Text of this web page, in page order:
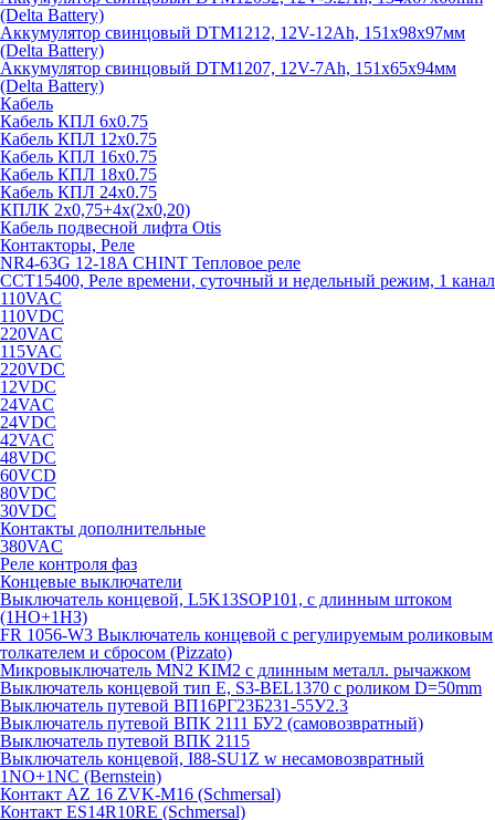
(Delta Battery)
Аккумулятор свинцовый DTM1212, 12V-12Ah, 151х98х97мм
(Delta Battery)
Аккумулятор свинцовый DTM1207, 12V-7Ah, 151х65х94мм
(Delta Battery)
Кабель
Кабель КПЛ 6х0.75
Кабель КПЛ 12х0.75
Кабель КПЛ 16х0.75
Кабель КПЛ 18х0.75
Кабель КПЛ 24х0.75
КПЛК 2х0,75+4х(2х0,20)
Кабель подвесной лифта Otis
Контакторы, Реле
NR4-63G 12-18A CHINT Тепловое реле
CCT15400, Реле времени, суточный и недельный режим, 1 канал
110VAC
110VDC
220VAC
115VAC
220VDC
12VDC
24VAC
24VDC
42VAC
48VDC
60VCD
80VDC
30VDC
Контакты дополнительные
380VAC
Реле контроля фаз
Концевые выключатели
Выключатель концевой, L5K13SOP101, с длинным штоком
(1НО+1НЗ)
FR 1056-W3 Выключатель концевой с регулируемым роликовым
толкателем и сбросом (Pizzato)
Микровыключатель MN2 KIM2 с длинным металл. рычажком
Выключатель концевой тип Е, S3-BEL1370 с роликом D=50mm
Выключатель путевой ВП16РГ23Б231-55У2.3
Выключатель путевой ВПК 2111 БУ2 (самовозвратный)
Выключатель путевой ВПК 2115
Выключатель концевой, I88-SU1Z w несамовозвратный
1NO+1NC (Bernstein)
Контакт AZ 16 ZVK-M16 (Schmersal)
Контакт ES14R10RE (Schmersal)